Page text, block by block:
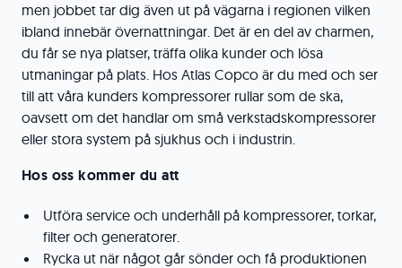
men jobbet tar dig även ut på vägarna i regionen vilken
ibland innebär övernattningar. Det är en del av charmen,
du får se nya platser, träffa olika kunder och lösa
utmaningar på plats. Hos Atlas Copco är du med och ser
till att våra kunders kompressorer rullar som de ska,
oavsett om det handlar om små verkstadskompressorer
eller stora system på sjukhus och i industrin.
Hos oss kommer du att
Utföra service och underhåll på kompressorer, torkar,
filter och generatorer.
Rycka ut när något går sönder och få produktionen